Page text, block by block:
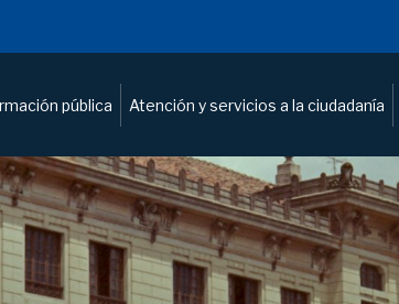
pública Atención y servicios a la ciudadanía